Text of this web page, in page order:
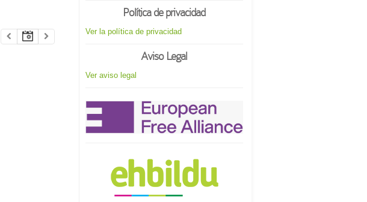
Política de privacidad
Ver la política de privacidad
Aviso Legal
Ver aviso legal